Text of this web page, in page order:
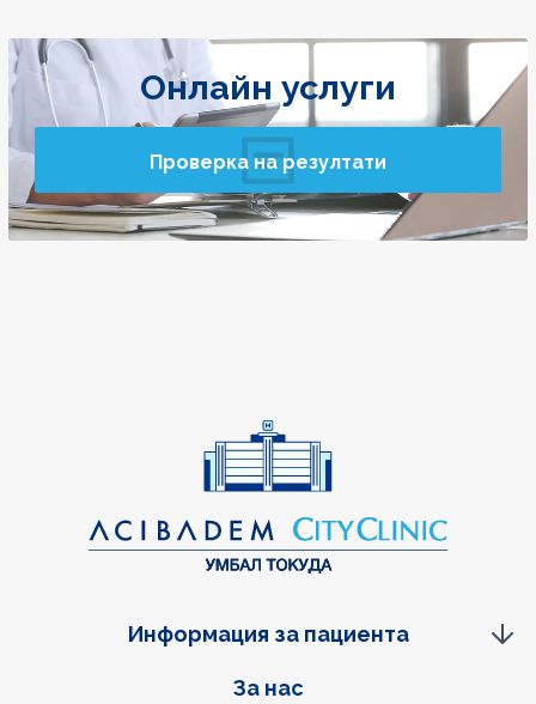
Онлайн услуги
Проверка на резултати
Фуутер навигация
За нас
Информация за пациента